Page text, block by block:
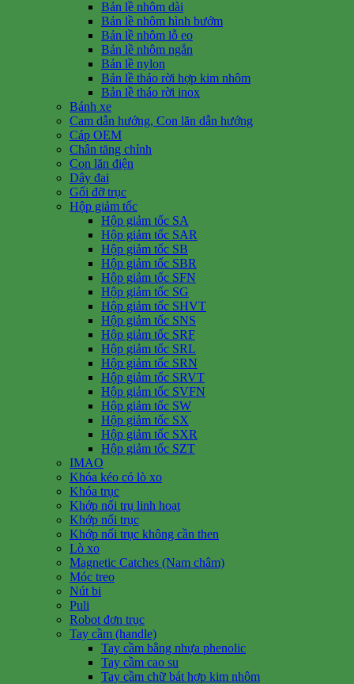
Bản lề nhôm dài
Bản lề nhôm hình bướm
Bản lề nhôm lỗ eo
Bản lề nhôm ngắn
Bản lề nylon
Bản lề tháo rời hợp kim nhôm
Bản lề tháo rời inox
Bánh xe
Cam dẫn hướng, Con lăn dẫn hướng
Cáp OEM
Chân tăng chỉnh
Con lăn điện
Dây đai
Gối đỡ trục
Hộp giảm tốc
Hộp giảm tốc SA
Hộp giảm tốc SAR
Hộp giảm tốc SB
Hộp giảm tốc SBR
Hộp giảm tốc SFN
Hộp giảm tốc SG
Hộp giảm tốc SHVT
Hộp giảm tốc SNS
Hộp giảm tốc SRF
Hộp giảm tốc SRL
Hộp giảm tốc SRN
Hộp giảm tốc SRVT
Hộp giảm tốc SVFN
Hộp giảm tốc SW
Hộp giảm tốc SX
Hộp giảm tốc SXR
Hộp giảm tốc SZT
IMAO
Khóa kéo có lò xo
Khóa trục
Khớp nối trụ linh hoạt
Khớp nối trục
Khớp nối trục không cần then
Lò xo
Magnetic Catches (Nam châm)
Móc treo
Nút bi
Puli
Robot đơn trục
Tay cầm (handle)
Tay cầm bằng nhựa phenolic
Tay cầm cao su
Tay cầm chữ bát hợp kim nhôm